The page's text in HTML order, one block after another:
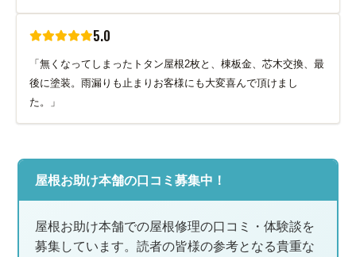
5.0
「無くなってしまったトタン屋根2枚と、棟板金、芯木交換、最
後に塗装。雨漏りも止まりお客様にも大変喜んで頂けまし
た。」
屋根お助け本舗の口コミ募集中！
屋根お助け本舗での屋根修理の口コミ・体験談を
募集しています。読者の皆様の参考となる貴重な